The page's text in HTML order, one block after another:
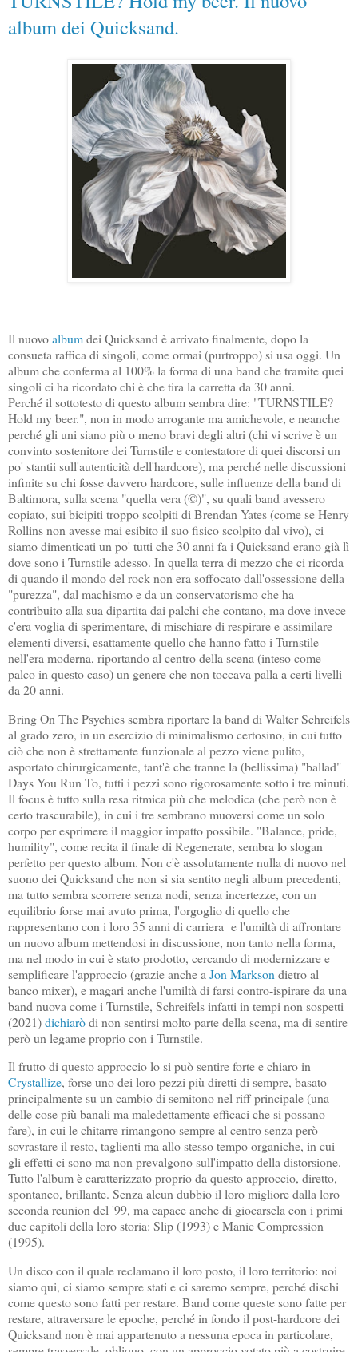
album dei Quicksand.
Il nuovoalbumdei Quicksand è arrivato finalmente, dopo la
consueta raffica di singoli, come ormai (purtroppo) si usa oggi. Un
album che conferma al 100% la forma di una band che tramite quei
singoli ci ha ricordato chi è che tira la carretta da 30 anni.
Perché il sottotesto di questo album sembra dire: "TURNSTILE?
Hold my beer.", non in modo arrogante ma amichevole, e neanche
perché gli uni siano più o meno bravi degli altri (chi vi scrive è un
convinto sostenitore dei Turnstile e contestatore di quei discorsi un
po' stantii sull'autenticità dell'hardcore), ma perché nelle discussioni
infinite su chi fosse davvero hardcore, sulle influenze della band di
Baltimora, sulla scena "quella vera (©)", su quali band avessero
copiato, sui bicipiti troppo scolpiti di Brendan Yates (come se Henry
Rollins non avesse mai esibito il suo fisico scolpito dal vivo), ci
siamo dimenticati un po' tutti che 30 anni fa i Quicksand erano già lì
dove sono i Turnstile adesso. In quella terra di mezzo che ci ricorda
di quando il mondo del rock non era soffocato dall'ossessione della
"purezza", dal machismo e da un conservatorismo che ha
contribuito alla sua dipartita dai palchi che contano, ma dove invece
c'era voglia di sperimentare, di mischiare di respirare e assimilare
elementi diversi, esattamente quello che hanno fatto i Turnstile
nell'era moderna, riportando al centro della scena (inteso come
palco in questo caso) un genere che non toccava palla a certi livelli
da 20 anni.
Bring On The Psychics sembra riportare la band di Walter Schreifels
al grado zero, in un esercizio di minimalismo certosino, in cui tutto
ciò che non è strettamente funzionale al pezzo viene pulito,
asportato chirurgicamente, tant'è che tranne la (bellissima) "ballad"
Days You Run To, tutti i pezzi sono rigorosamente sotto i tre minuti.
Il focus è tutto sulla resa ritmica più che melodica (che però non è
certo trascurabile), in cui i tre sembrano muoversi come un solo
corpo per esprimere il maggior impatto possibile. "Balance, pride,
humility", come recita il finale di Regenerate, sembra lo slogan
perfetto per questo album. Non c'è assolutamente nulla di nuovo nel
suono dei Quicksand che non si sia sentito negli album precedenti,
ma tutto sembra scorrere senza nodi, senza incertezze, con un
equilibrio forse mai avuto prima, l'orgoglio di quello che
rappresentano con i loro 35 anni di carriera e l'umiltà di affrontare
un nuovo album mettendosi in discussione, non tanto nella forma,
ma nel modo in cui è stato prodotto, cercando di modernizzare e
semplificare l'approccio (grazie anche a Jon Markson dietro al
banco mixer), e magari anche l'umiltà di farsi contro-ispirare da una
band nuova come i Turnstile, Schreifels infatti in tempi non sospetti
(2021)dichiaròdi non sentirsi molto parte della scena, ma di sentire
però un legame proprio con i Turnstile.
Il frutto di questo approccio lo si può sentire forte e chiaro in
Crystallize, forse uno dei loro pezzi più diretti di sempre, basato
principalmente su un cambio di semitono nel riff principale (una
delle cose più banali ma maledettamente efficaci che si possano
fare), in cui le chitarre rimangono sempre al centro senza però
sovrastare il resto, taglienti ma allo stesso tempo organiche, in cui
gli effetti ci sono ma non prevalgono sull'impatto della distorsione.
Tutto l'album è caratterizzato proprio da questo approccio, diretto,
spontaneo, brillante. Senza alcun dubbio il loro migliore dalla loro
seconda reunion del '99, ma capace anche di giocarsela con i primi
due capitoli della loro storia: Slip (1993) e Manic Compression
(1995).
Un disco con il quale reclamano il loro posto, il loro territorio: noi
siamo qui, ci siamo sempre stati e ci saremo sempre, perché dischi
come questo sono fatti per restare. Band come queste sono fatte per
restare, attraversare le epoche, perché in fondo il post-hardcore dei
Quicksand non è mai appartenuto a nessuna epoca in particolare,